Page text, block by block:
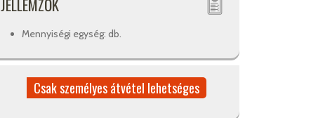
JELLEMZŐK
Mennyiségi egység: db.
Csak személyes átvétel lehetséges